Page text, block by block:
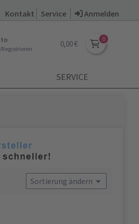
Kontakt Service Anmelden
0,00 €
SERVICE
Sortierung ändern